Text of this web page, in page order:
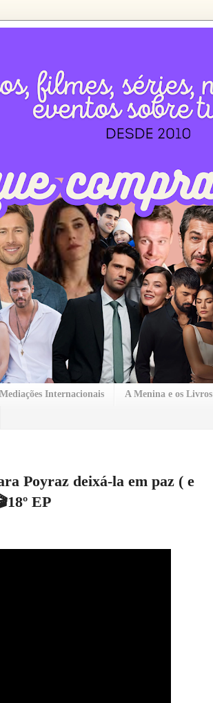
Internacionais A Menina e os Livros
Poyraz deixá-la em paz ( e
EP